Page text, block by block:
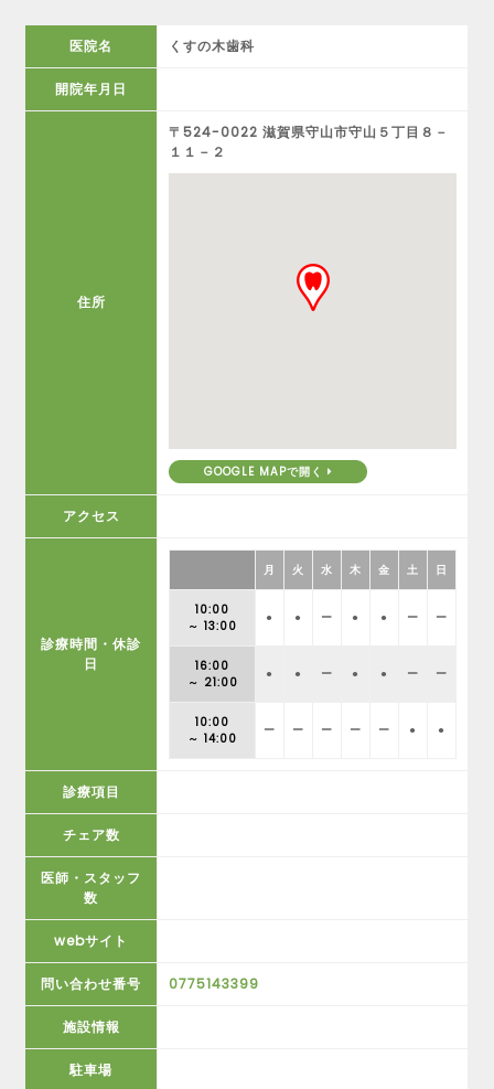
医院名 くすの木歯科
開院年月日
住所
〒524-0022 滋賀県守山市守山５丁目８－
１１－２
GOOGLE MAPで開く
アクセス
診療時間・休診
日
月 火 水 木 金 土 日
10:00
～ 13:00
● ● ー ● ● ー ー
16:00
～ 21:00
● ● ー ● ● ー ー
10:00
～ 14:00
ー ー ー ー ー ● ●
診療項目
チェア数
医師・スタッフ
数
webサイト
問い合わせ番号 0775143399
施設情報
駐車場